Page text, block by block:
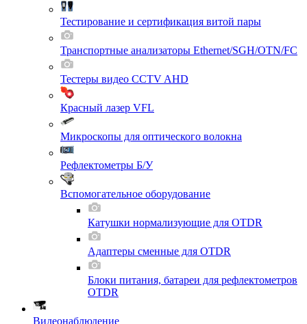
Тестирование и сертификация витой пары
Транспортные анализаторы Ethernet/SGH/OTN/FC
Тестеры видео CCTV AHD
Красный лазер VFL
Микроскопы для оптического волокна
Рефлектометры Б/У
Вспомогательное оборудование
Катушки нормализующие для OTDR
Адаптеры сменные для OTDR
Блоки питания, батареи для рефлектометров
OTDR
Видеонаблюдение